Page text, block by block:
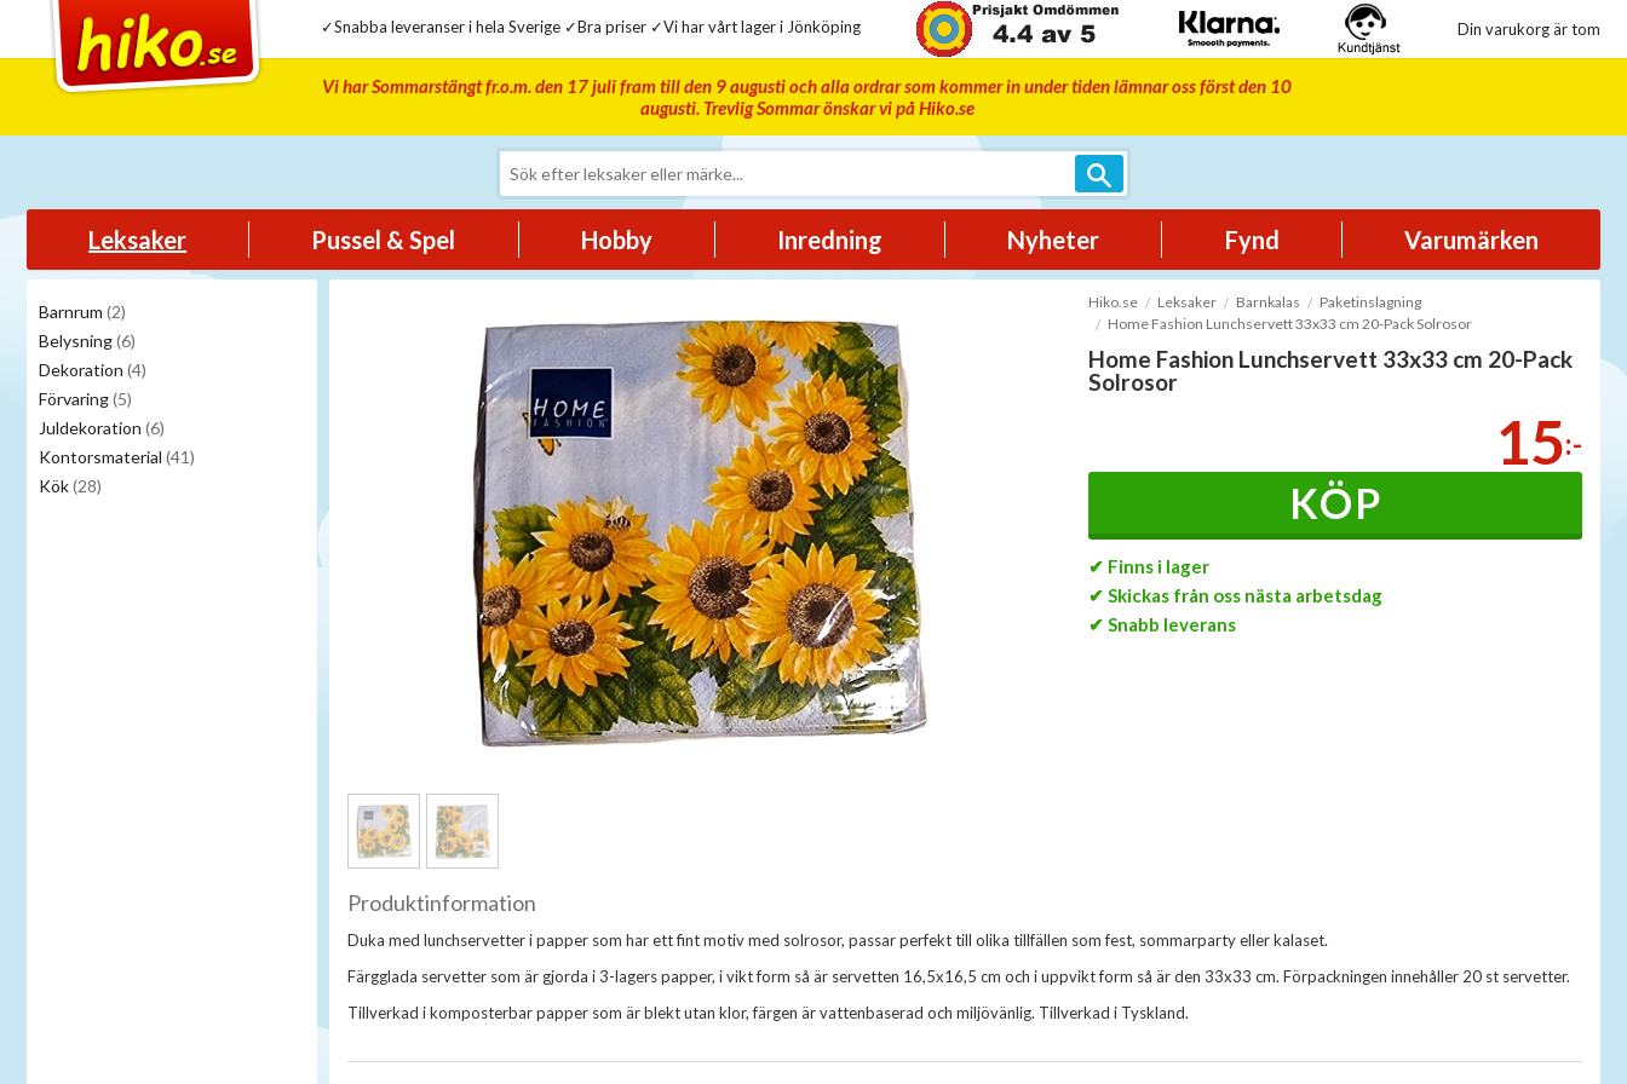
✓Snabba leveranser i hela Sverige ✓Bra priser ✓Vi har vårt lager i Jönköping Din varukorg är tom
Vi har Sommarstängt fr.o.m. den 17 juli fram till den 9 augusti och alla ordrar som kommer in under tiden lämnar oss först den 10
augusti. Trevlig Sommar önskar vi på Hiko.se
Leksaker Pussel & Spel Hobby Inredning Nyheter Fynd Varumärken
Barnrum (2)
Belysning(6)
Dekoration (4)
Förvaring(5)
Juldekoration (6)
Kontorsmaterial (41)
Kök(28)
Hiko.se Leksaker Barnkalas
Paketinslagning
Home Fashion Lunchservett 33x33 cm 20-Pack Solrosor
Home Fashion Lunchservett 33x33 cm 20-Pack
Solrosor
15:-
KÖP
✔ Finns i lager
✔ Skickas från oss nästa arbetsdag
✔ Snabb leverans
Produktinformation
Duka med lunchservetter i papper som har ett fint motiv med solrosor, passar perfekt till olika tillfällen som fest, sommarparty eller kalaset.
Färgglada servetter som är gjorda i 3-lagers papper, i vikt form så är servetten 16,5x16,5 cm och i uppvikt form så är den 33x33 cm. Förpackningen innehåller 20 st servetter.
Tillverkad i komposterbar papper som är blekt utan klor, färgen är vattenbaserad och miljövänlig. Tillverkad i Tyskland.